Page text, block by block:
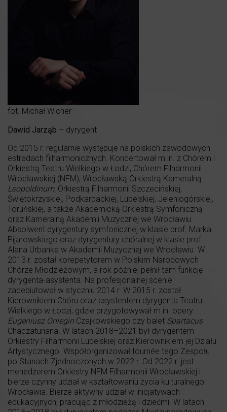
fot. Michał Wicher
Dawid Jarząb – dyrygent
Od 2015 r. regularnie występuje na polskich zawodowych
estradach filharmonicznych. Koncertował m.in. z Chórem i
Orkiestrą Teatru Wielkiego w Łodzi, Chórem Filharmonii
Wrocławskiej (NFM), Wrocławską Orkiestrą Kameralną
Leopoldinum, Orkiestrą Filharmonii Szczecińskiej,
Świętokrzyskiej, Podkarpackiej, Lubelskiej, Jeleniogórskiej,
Toruńskiej, a także Akademicką Orkiestrą Symfoniczną
oraz Kameralną Akademii Muzycznej we Wrocławiu.
Absolwent dyrygentury symfonicznej w klasie prof. Marka
Pijarowskiego oraz dyrygentury chóralnej w klasie prof.
Alana Urbanka w Akademii Muzycznej we Wrocławiu. W
2013 r. został korepetytorem w Polskim Narodowych
Chórze Młodzieżowym, a rok później pełnił tam funkcję
dyrygenta-asystenta. Na profesjonalnej scenie
zadebiutował w styczniu 2014 r. W 2015 r. został
Kierownikiem Chóru oraz asystentem dyrygenta Teatru
Wielkiego w Łodzi, gdzie przygotowywał m.in. opery
Eugeniusz Oniegin Czajkowskiego czy balet Spartacus
Chaczaturiana. W latach 2018–2021 był dyrygentem
Orkiestry Filharmonii Lubelskiej oraz Kierownikiem jej Działu
Artystycznego. Współorganizował tournée tego Zespołu
po Stanach Zjednoczonych w 2022 r. Od 2022 r. jest
menedżerem Orkiestry NFM Filharmonii Wrocławskiej i
bierze czynny udział w kształtowaniu życia kulturalnego
Wrocławia. Bierze aktywny udział w inicjatywach
edukacyjnych, pracując z młodzieżą i dziećmi. W latach